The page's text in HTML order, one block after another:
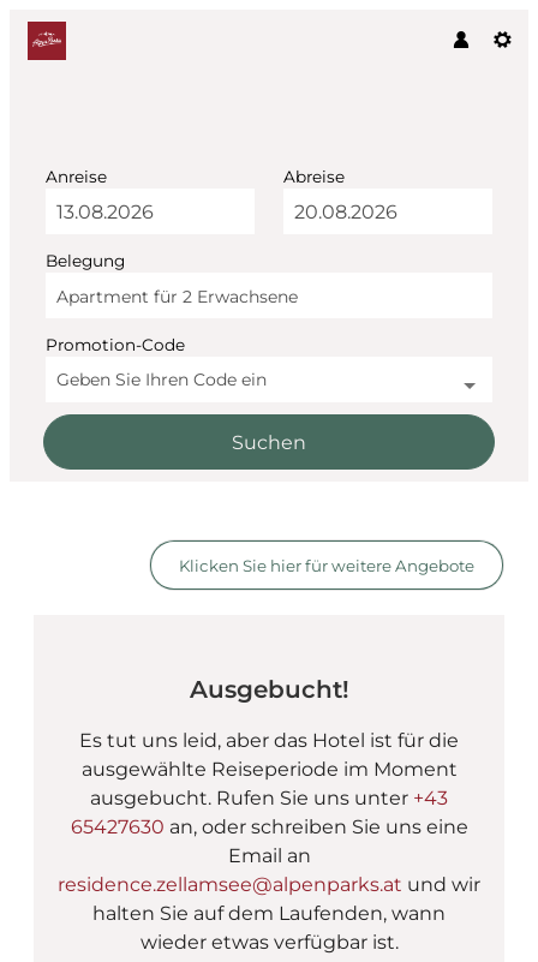
Anreise Abreise
Belegung
Apartment für 2 Erwachsene
Promotion-Code
Geben Sie Ihren Code ein
Suchen
AlpenParks Chalet &
Klicken Sie hier für weitere Angebote
Ausgebucht!
Es tut uns leid, aber das Hotel ist für die
ausgewählte Reiseperiode im Moment
ausgebucht. Rufen Sie uns unter +43
65427630 an, oder schreiben Sie uns eine
Email an
residence.zellamsee@alpenparks.at und wir
halten Sie auf dem Laufenden, wann
wieder etwas verfügbar ist.